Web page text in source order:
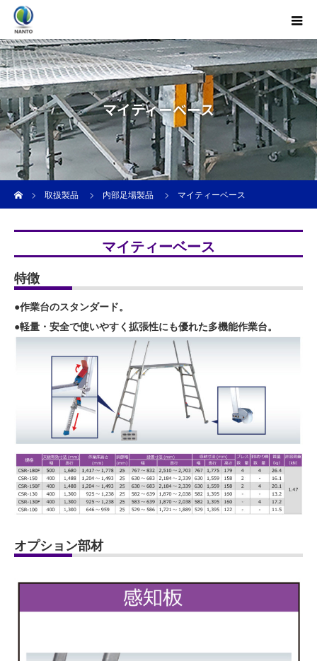
マイティーベース
取扱製品
内部足場製品 マイティーベース
マイティーベース
特徴
●作業台のスタンダード。
●軽量・安全で使いやすく拡張性にも優れた多機能作業台。
オプション部材